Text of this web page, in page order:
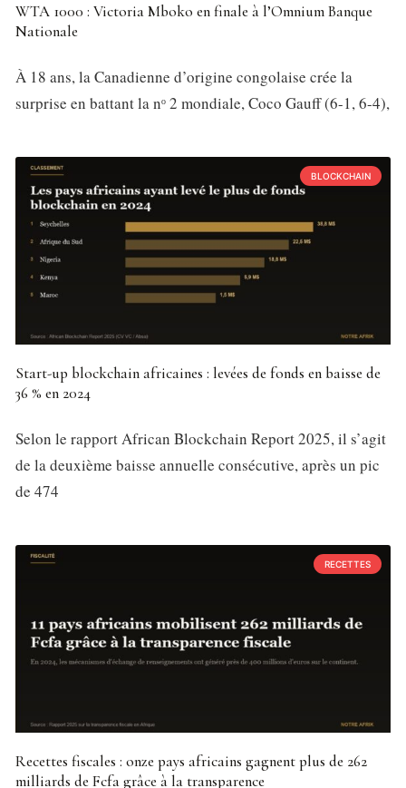
WTA 1000 : Victoria Mboko en finale à l’Omnium Banque
Nationale
À 18 ans, la Canadienne d’origine congolaise crée la
surprise en battant la nᵒ 2 mondiale, Coco Gauff (6-1, 6-4),
BLOCKCHAIN
Start-up blockchain africaines : levées de fonds en baisse de
36 % en 2024
Selon le rapport African Blockchain Report 2025, il s’agit
de la deuxième baisse annuelle consécutive, après un pic
de 474
RECETTES
Recettes fiscales : onze pays africains gagnent plus de 262
milliards de Fcfa grâce à la transparence